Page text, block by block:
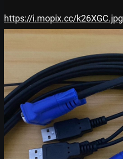
https://i.mopix.cc/k26XGC.jpg